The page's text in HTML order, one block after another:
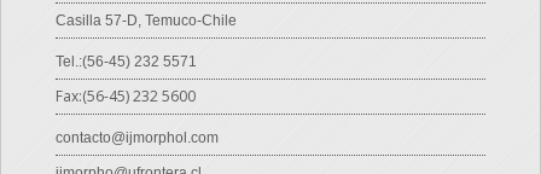
Casilla 57-D, Temuco-Chile
Tel.:(56-45) 232 5571
Fax:(56-45) 232 5600
contacto@ijmorphol.com